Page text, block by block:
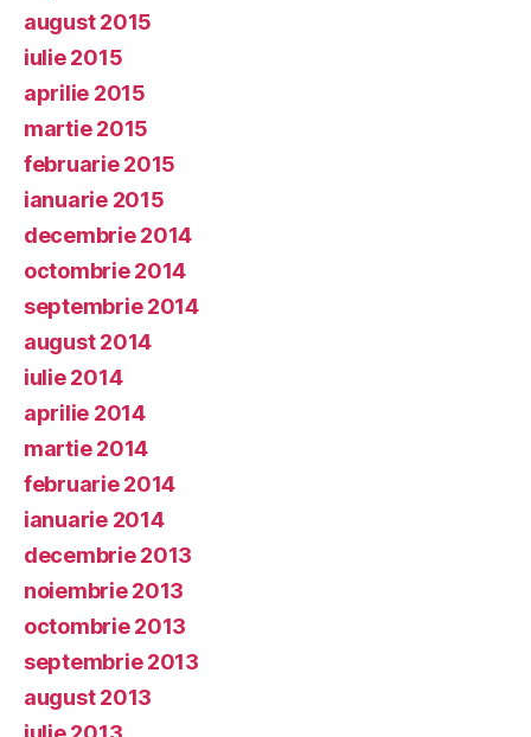
august 2015
iulie 2015
aprilie 2015
martie 2015
februarie 2015
ianuarie 2015
decembrie 2014
octombrie 2014
septembrie 2014
august 2014
iulie 2014
aprilie 2014
martie 2014
februarie 2014
ianuarie 2014
decembrie 2013
noiembrie 2013
octombrie 2013
septembrie 2013
august 2013